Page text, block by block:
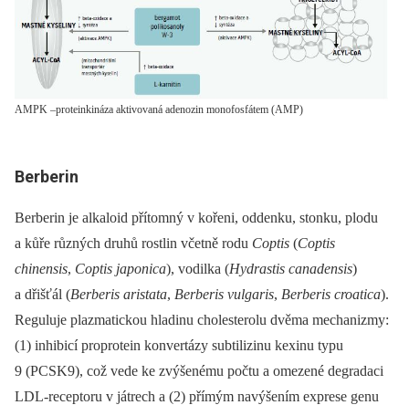
AMPK –proteinkináza aktivovaná adenozin monofosfátem (AMP)
Berberin
Berberin je alkaloid přítomný v kořeni, oddenku, stonku, plodu
a kůře různých druhů rostlin včetně rodu Coptis (Coptis
chinensis, Coptis japonica), vodilka (Hydrastis canadensis)
a dřišťál (Berberis aristata, Berberis vulgaris, Berberis croatica).
Reguluje plazmatickou hladinu cholesterolu dvěma mechanizmy:
(1) inhibicí proprotein konvertázy subtilizinu kexinu typu
9 (PCSK9), což vede ke zvýšenému počtu a omezené degradaci
LDL-receptoru v játrech a (2) přímým navýšením exprese genu